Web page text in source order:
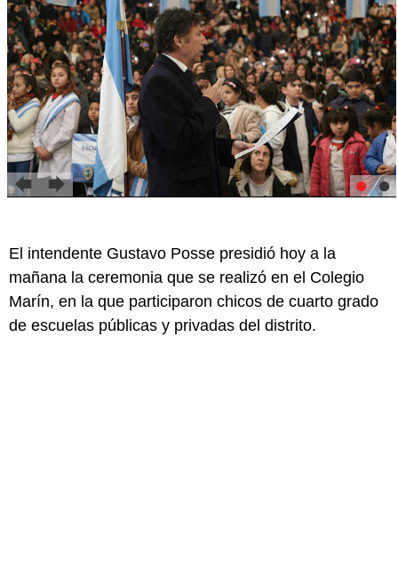
El intendente Gustavo Posse presidió hoy a la
mañana la ceremonia que se realizó en el Colegio
Marín, en la que participaron chicos de cuarto grado
de escuelas públicas y privadas del distrito.